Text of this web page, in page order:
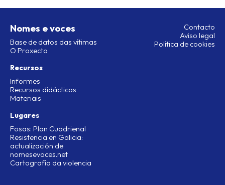
Nomes e voces
Base de datos das vítimas
O Proxecto
Recursos
Informes
Recursos didácticos
Materiais
Lugares
Fosas: Plan Cuadrienal
Resistencia en Galicia:
actualización de
nomesevoces.net
Cartografía da violencia
Contacto
Aviso legal
Política de cookies